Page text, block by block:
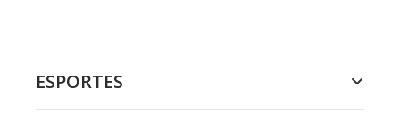
ESPORTES